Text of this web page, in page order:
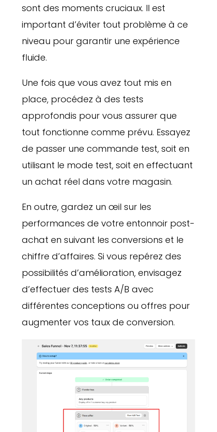
sont des moments cruciaux. Il est
important d’éviter tout problème à ce
niveau pour garantir une expérience
fluide.
Une fois que vous avez tout mis en
place, procédez à des tests
approfondis pour vous assurer que
tout fonctionne comme prévu. Essayez
de passer une commande test, soit en
utilisant le mode test, soit en effectuant
un achat réel dans votre magasin.
En outre, gardez un œil sur les
performances de votre entonnoir post-
achat en suivant les conversions et le
chiffre d’affaires. Si vous repérez des
possibilités d’amélioration, envisagez
d’effectuer des tests A/B avec
différentes conceptions ou offres pour
augmenter vos taux de conversion.